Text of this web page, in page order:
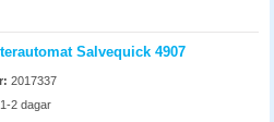
Salvequick 4907
2017337
1-2 dagar